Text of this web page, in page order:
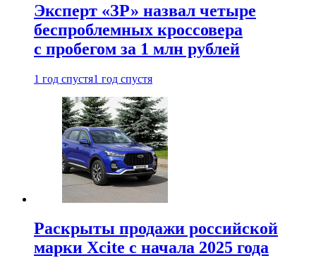
Эксперт «ЗР» назвал четыре
беспроблемных кроссовера
с пробегом за 1 млн рублей
1 год спустя1 год спустя
Раскрыты продажи российской
марки Xcite с начала 2025 года